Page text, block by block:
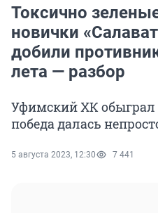
Токсично
новички
добили
лета — разбор
Уфимский ХК обыграл
победа далась
5 августа 2023, 12:30 7 441